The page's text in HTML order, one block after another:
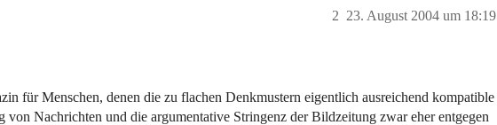
23. August 2004 um 18:19
2
für Menschen, denen die zu flachen Denkmustern eigentlich ausreichend kompatible
von Nachrichten und die argumentative Stringenz der Bildzeitung zwar eher entgegen